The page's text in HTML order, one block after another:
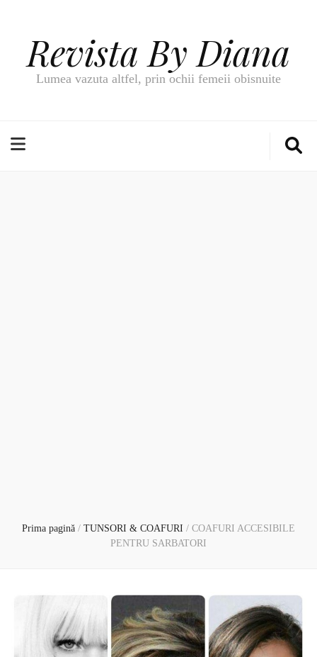
Revista By Diana
Lumea vazuta altfel, prin ochii femeii obisnuite
Prima pagină / TUNSORI & COAFURI / COAFURI ACCESIBILE
PENTRU SARBATORI